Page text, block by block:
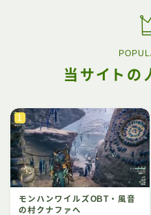
当サイトの
モンハンワイルズOBT・風音
の村クナファへ